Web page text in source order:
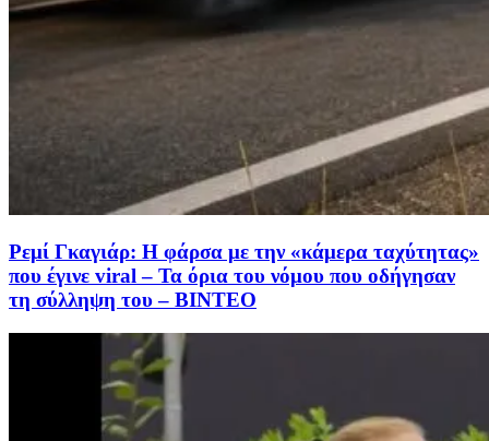
Ρεμί Γκαγιάρ: Η φάρσα με την «κάμερα ταχύτητας»
που έγινε viral – Τα όρια του νόμου που οδήγησαν
τη σύλληψη του – ΒΙΝΤΕΟ